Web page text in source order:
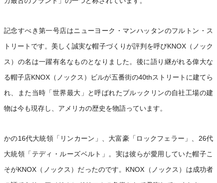
記念すべき第一号店はニューヨーク・マンハッタンのフルトン・ス
トリートです。美しく誠実な帽子づくりが評判を呼びKNOX（ノック
ス）の名は一躍有名なものとなりました。後に語り継がれる偉大な
る帽子店KNOX（ノックス）ビルが五番街の40thストリートに建てら
れ、また当時「世界最大」と呼ばれたブルックリンの自社工場の建
物は今も現存し、アメリカの歴史を物語っています。
かの16代大統領「リンカーン」、大富豪「ロックフェラー」、26代
大統領「テディ・ルーズベルト」。実は彼らが愛用していた帽子こ
そがKNOX（ノックス）だったのです。KNOX（ノックス）は成功者